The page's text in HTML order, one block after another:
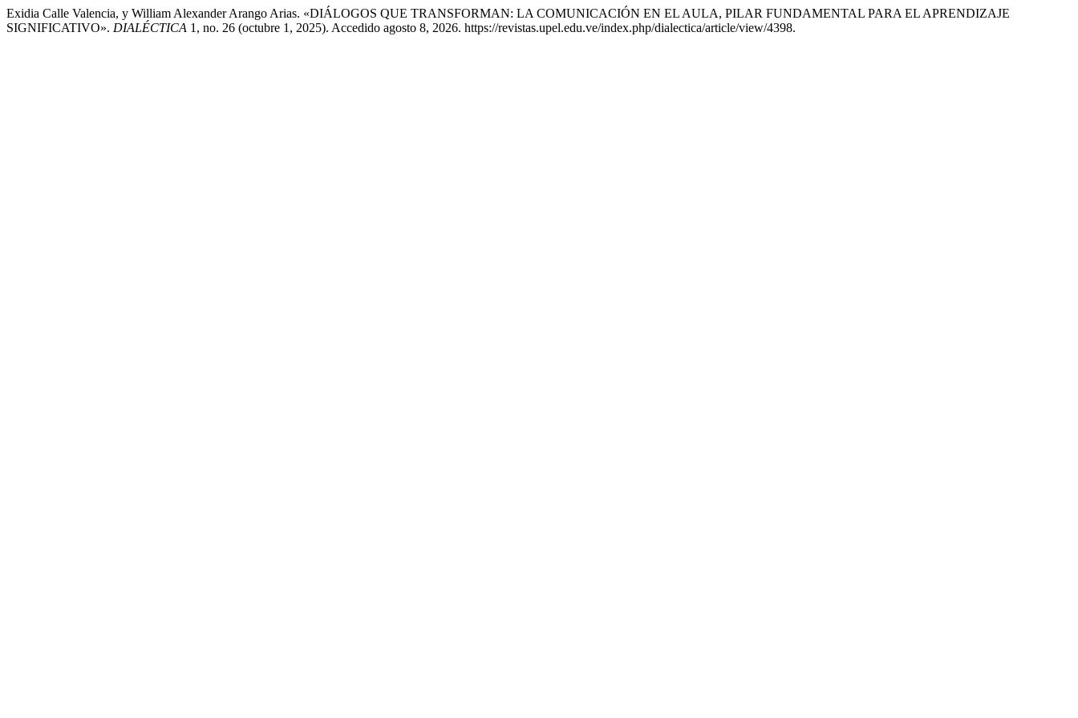
Exidia Calle Valencia, y William Alexander Arango Arias. «DIÁLOGOS QUE TRANSFORMAN: LA COMUNICACIÓN EN EL AULA, PILAR FUNDAMENTAL PARA EL APRENDIZAJE
SIGNIFICATIVO». DIALÉCTICA 1, no. 26 (octubre 1, 2025). Accedido agosto 8, 2026. https://revistas.upel.edu.ve/index.php/dialectica/article/view/4398.